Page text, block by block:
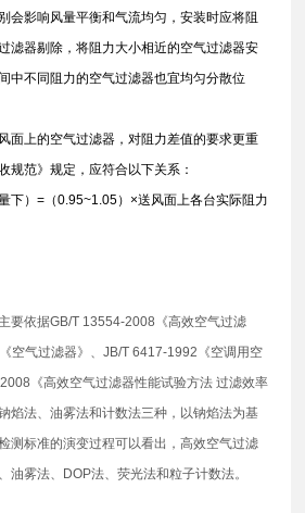
会影响风量平衡和气流均匀，安装时应将阻
滤器剔除，将阻力大小相近的空气过滤器安
中不同阻力的空气过滤器也宜均匀分散位
面上的空气过滤器，对阻力差值的要求更重
规范》规定，应符合以下关系：
下）=（0.95~1.05）×送风面上各台实际阻力
要依据GB/T 13554-2008《高效空气过滤
空气过滤器》、JB/T 6417-1992《空调用空
《高效空气过滤器性能试验方法 过滤效率
焰法、油雾法和计数法三种，以钠焰法为基
测标准的演变过程可以看出，高效空气过滤
油雾法、DOP法、荧光法和粒子计数法。